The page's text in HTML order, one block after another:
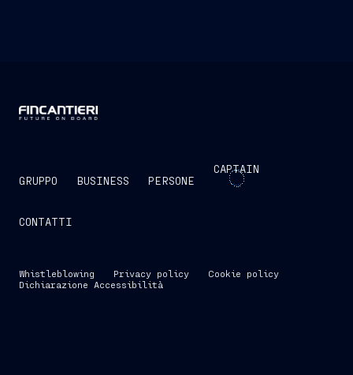
GRUPPO BUSINESS PERSONE
CAPTAIN
CONTATTI
Whistleblowing Privacy policy
Cookie policy
Dichiarazione Accessibilità